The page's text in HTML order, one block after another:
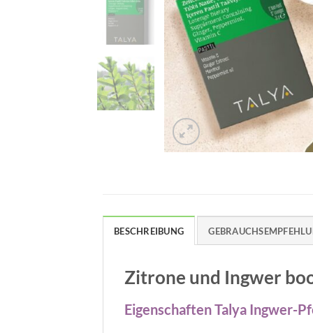
BESCHREIBUNG
Zitrone und Ingwer
Eigenschaften Talya Ingwer-